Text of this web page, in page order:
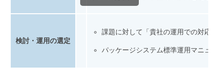
検討・運用の選定
課題に対して「貴社の運用での対応
パッケージシステム標準運用マニュ